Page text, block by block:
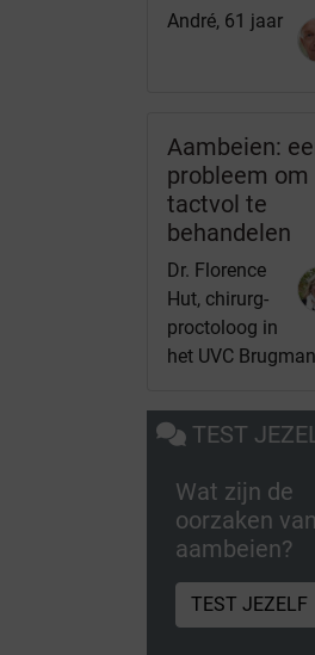
André, 61 jaar
Aambeien:
probleem om
tactvol te
behandelen
Dr. Florence
Hut, chirurg-
proctoloog in
het UVC
TEST
Wat zijn de
oorzaken van
aambeien?
TEST JEZELF